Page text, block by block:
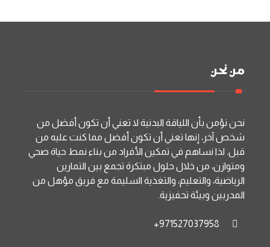
من نحن
نحن نؤمن بأن اللياقة البدنية لا تعني أن تكون أفضل من
شخص آخر، إنها تعني أن تكون أفضل مما كنت عليه من
قبل. لذا نساهم في تمكين الأفراد من بناء نمط حياة صحي
ومتوازن، من خلال حلول مبتكرة تجمع بين التمارين
الرياضية، والتعليم، والتغذية السليمة مع فريق مؤهل من
المدربين وبيئة تحفيزية.
971527037958+